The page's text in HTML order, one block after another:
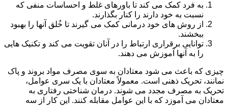
به فرد کمک می کند تا باورهای غلط و احساسات منفی که
نسبت به خود دارند را کنار بگذارند.
از روش های خود درمانی کمک می گیرند تا خُلق آنها را بهبود
ببخشند.
توانایی برقراری ارتباط را در آنان تقویت می کند و تکنیک هایی
را به آنها آموزش می دهند.
چیزی که باعث می شود معتادان به سوی مصرف مواد بروند و پاک
نمانند، تحریک ذهنی است. معمولاً معتادان با یک سری عوامل،
تحریک به مصرف مجدد می شوند. درمان شناختی رفتاری به
معتادان می آموزد که با این عوامل مقابله کنند. این کار از سه